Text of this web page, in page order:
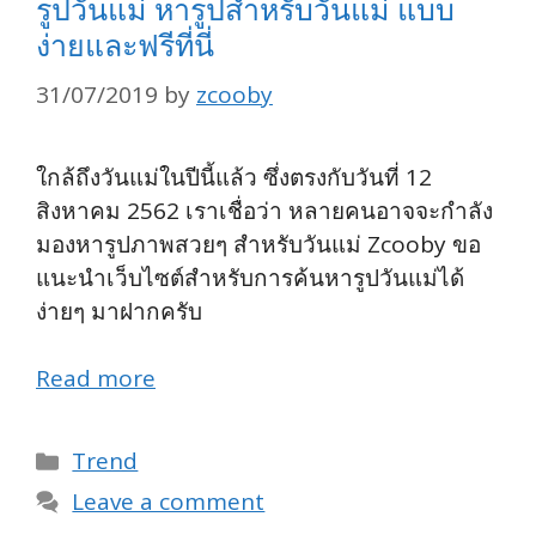
รูปวันแม่ หารูปสำหรับวันแม่ แบบ
ง่ายและฟรีที่นี่
31/07/2019 by zcooby
ใกล้ถึงวันแม่ในปีนี้แล้ว ซึ่งตรงกับวันที่ 12
สิงหาคม 2562 เราเชื่อว่า หลายคนอาจจะกำลัง
มองหารูปภาพสวยๆ สำหรับวันแม่ Zcooby ขอ
แนะนำเว็บไซต์สำหรับการค้นหารูปวันแม่ได้
ง่ายๆ มาฝากครับ
Read more
Categories
Trend
Leave a comment